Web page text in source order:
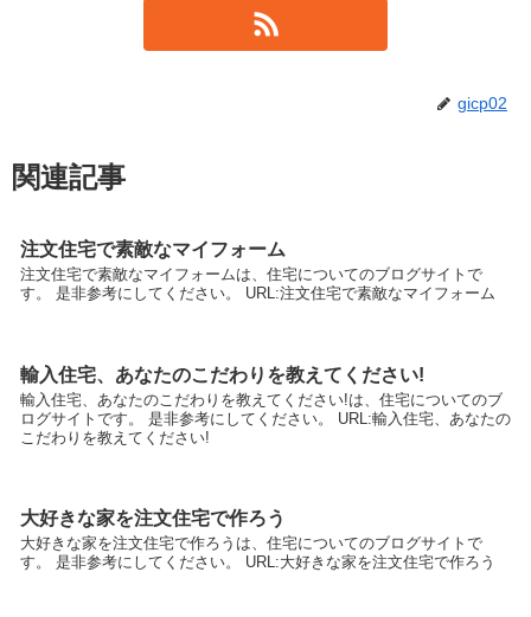
gicp02
関連記事
注文住宅で素敵なマイフォーム
注文住宅で素敵なマイフォームは、住宅についてのブログサイトで
す。 是非参考にしてください。 URL:注文住宅で素敵なマイフォーム
輸入住宅、あなたのこだわりを教えてください!
輸入住宅、あなたのこだわりを教えてください!は、住宅についてのブ
ログサイトです。 是非参考にしてください。 URL:輸入住宅、あなたの
こだわりを教えてください!
大好きな家を注文住宅で作ろう
大好きな家を注文住宅で作ろうは、住宅についてのブログサイトで
す。 是非参考にしてください。 URL:大好きな家を注文住宅で作ろう